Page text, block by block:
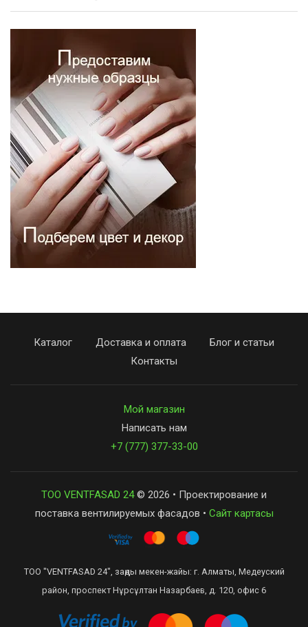
Каталог Доставка и оплата
Блог и статьи
Контакты
Мой магазин
Написать нам
+7 (777) 377-33-00
ТОО VENTFASAD 24© 2026 • Проектирование и
поставка вентилируемых фасадов • Сайт картасы
ТОО "VENTFASAD 24", заңды мекен-жайы: г. Алматы, Медеуский
район, проспект Нұрсұлтан Назарбаев, д. 120, офис 6